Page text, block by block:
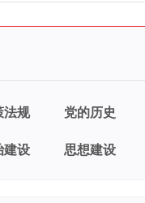
法规 党的历史
建设 思想建设